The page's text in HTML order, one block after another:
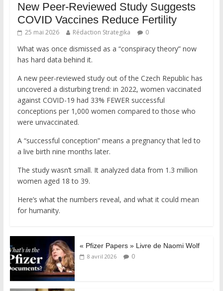
New Peer-Reviewed Study Suggests
COVID Vaccines Reduce Fertility
25 mai 2026 Rédaction Strategika 0
What was once dismissed as a “conspiracy theory” now
has hard data behind it.
A new peer-reviewed study out of the Czech Republic has
uncovered a disturbing trend: in 2022, women vaccinated
against COVID-19 had 33% FEWER successful
conceptions per 1,000 women compared to those who
were unvaccinated.
A “successful conception” means a pregnancy that led to
a live birth nine months later.
The study wasn’t small. It analyzed data from 1.3 million
women aged 18 to 39.
Here’s what the numbers reveal, and what it could mean
for humanity.
« Pfizer Papers » Livre de Naomi Wolf
8 avril 2026 0